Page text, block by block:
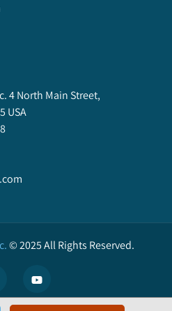
4 North Main Street,
USA
©2025All Rights Reserved.